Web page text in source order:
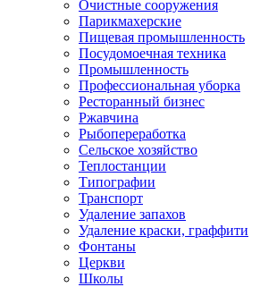
Очистные сооружения
Парикмахерские
Пищевая промышленность
Посудомоечная техника
Промышленность
Профессиональная уборка
Ресторанный бизнес
Ржавчина
Рыбопереработка
Сельское хозяйство
Теплостанции
Типографии
Транспорт
Удаление запахов
Удаление краски, граффити
Фонтаны
Церкви
Школы